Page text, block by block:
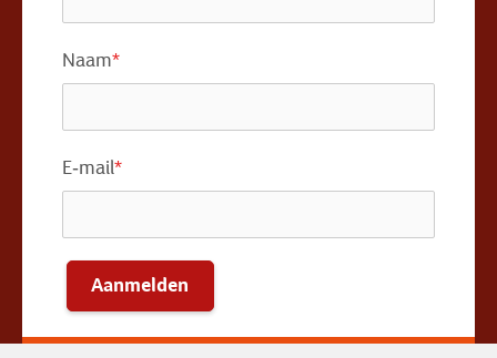
Naam*
E-mail*
Aanmelden